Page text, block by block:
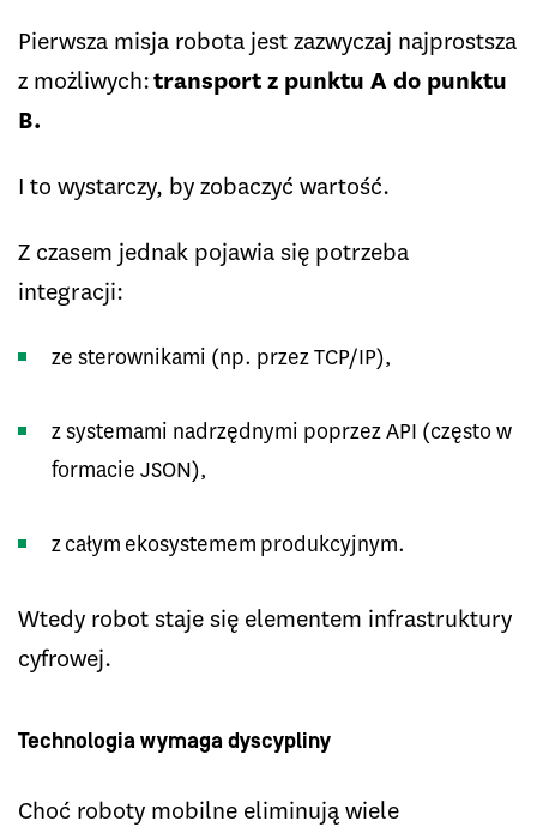
Pierwsza misja robota jest zazwyczaj najprostsza
z możliwych:transport z punktu A do punktu
B.
I to wystarczy, by zobaczyć wartość.
Z czasem jednak pojawia się potrzeba
integracji:
ze sterownikami (np. przez TCP/IP),
z systemami nadrzędnymi poprzez API (często w
formacie JSON),
z całym ekosystemem produkcyjnym.
Wtedy robot staje się elementem infrastruktury
cyfrowej.
Technologia wymaga dyscypliny
Choć roboty mobilne eliminują wiele